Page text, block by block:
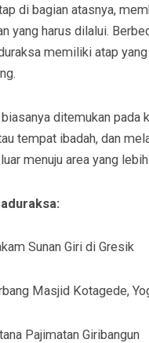
di bagian atasnya,
yang harus dilalui.
memiliki atap
biasanya ditemukan pada
tempat ibadah, dan
menuju area yang
Sunan Giri di Gresik
Masjid Kotagede,
Pajimatan Giribangun